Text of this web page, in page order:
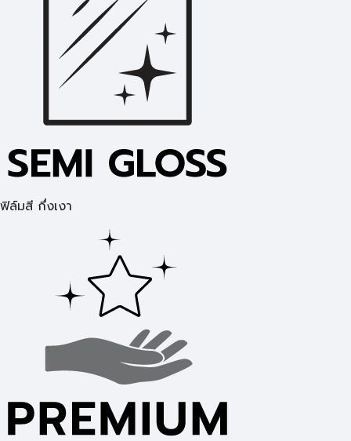
ฟิล์มสี กึ่งเงา